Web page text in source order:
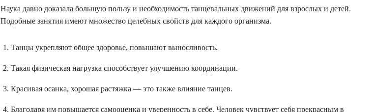
Наука давно доказала большую пользу и необходимость танцевальных движений для взрослых и детей.
Подобные занятия имеют множество целебных свойств для каждого организма.
Танцы укрепляют общее здоровье, повышают выносливость.
Такая физическая нагрузка способствует улучшению координации.
Красивая осанка, хорошая растяжка — это также влияние танцев.
Благодаря им повышается самооценка и уверенность в себе. Человек чувствует себя прекрасным в